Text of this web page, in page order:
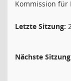
Kommission für
Letzte Sitzung:
Nächste